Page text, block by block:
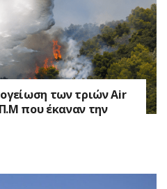
των τριών Air
που έκαναν την